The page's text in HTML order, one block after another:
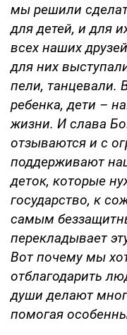
мы решили
для детей, и для
всех наших
для них
пели, танцевали.
ребенка, дети –
жизни. И слава
отзываются и с
поддерживают
деток, которые
государство, к
самым
перекладывает
Вот почему мы
отблагодарить
души делают
помогая